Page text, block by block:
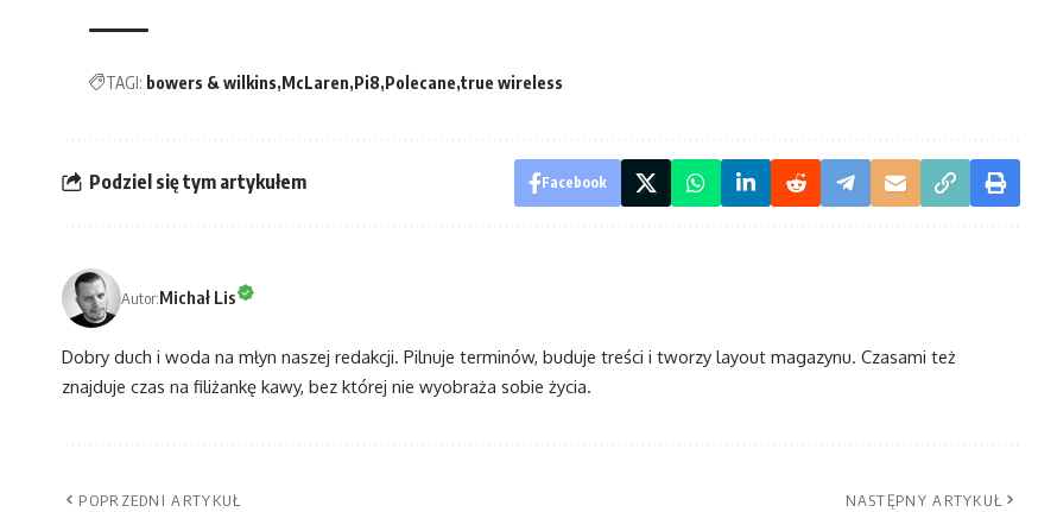
TAGI: bowers & wilkins McLaren Pi8 Polecane true wireless
Podziel się tym artykułem Facebook
Autor:Michał Lis
Dobry duch i woda na młyn naszej redakcji. Pilnuje terminów, buduje treści i tworzy layout magazynu. Czasami też
znajduje czas na filiżankę kawy, bez której nie wyobraża sobie życia.
POPRZEDNI ARTYKUŁ NASTĘPNY ARTYKUŁ